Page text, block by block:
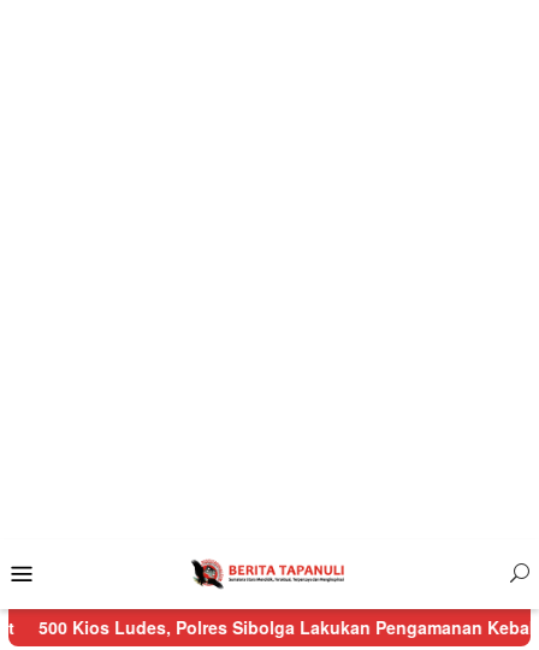
Mobile
Polres Sibolga Lakukan Pengamanan Kebakaran Pasar